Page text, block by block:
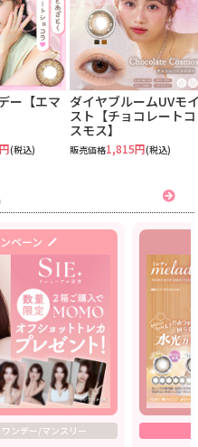
ー【エマ
(税込)
ダイヤブルームUVモ
スト【チョコレートコ
スモス】
販売価格1,815円(税込)
ペーン
ワンデー/マンスリー